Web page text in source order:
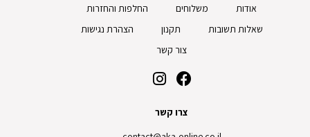
אודות משלוחים
החלפות והחזרות
שאלות תשובות
תקנון
הצהרת נגישות
צור קשר
צרו קשר